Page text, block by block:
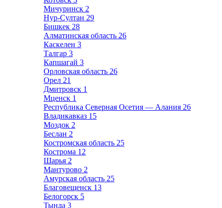
Мичуринск 2
Нур-Султан 29
Бишкек 28
Алматинская область 26
Каскелен 3
Талгар 3
Капшагай 3
Орловская область 26
Орел 21
Дмитровск 1
Мценск 1
Республика Северная Осетия — Алания 26
Владикавказ 15
Моздок 2
Беслан 2
Костромская область 25
Кострома 12
Шарья 2
Мантурово 2
Амурская область 25
Благовещенск 13
Белогорск 5
Тында 3